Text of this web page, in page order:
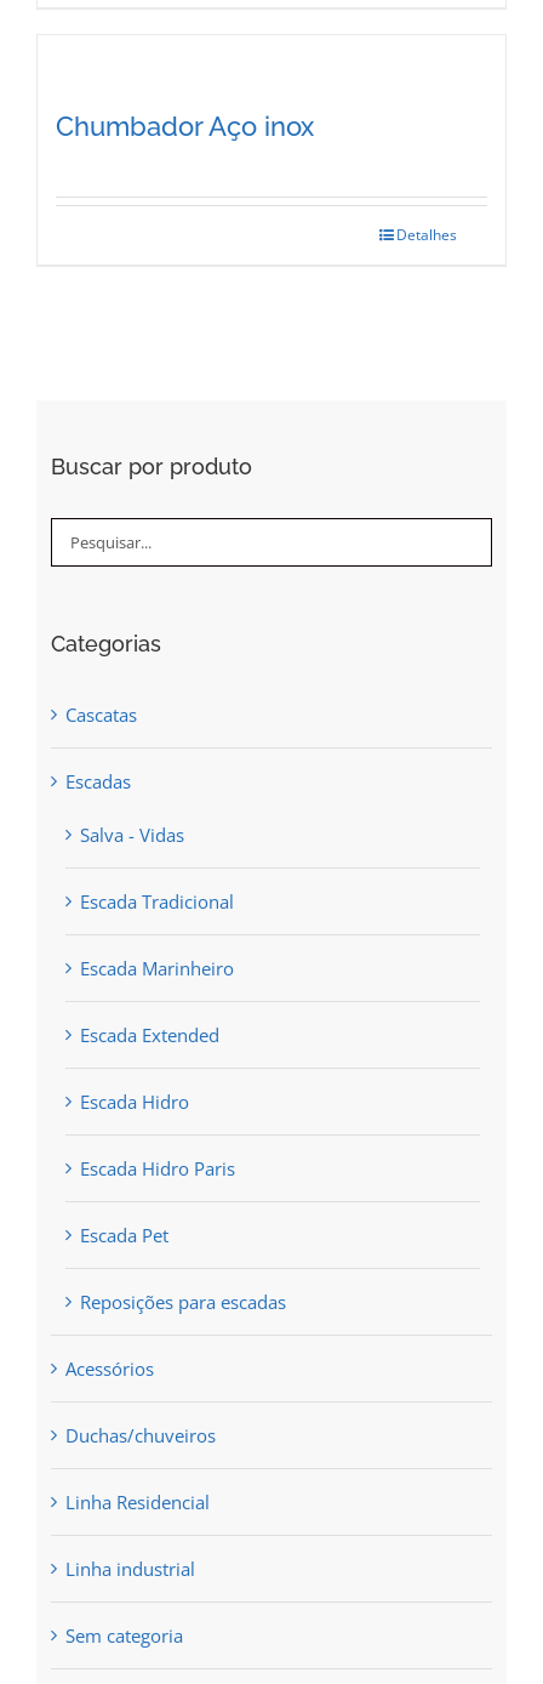
Chumbador Aço inox
may
be
on
page
Detalhes
Buscar por produto
Categorias
Cascatas
Escadas
Salva - Vidas
Escada Tradicional
Escada Marinheiro
Escada Extended
Escada Hidro
Escada Hidro Paris
Escada Pet
Reposições para escadas
Acessórios
Duchas/chuveiros
Linha Residencial
Linha industrial
Sem categoria